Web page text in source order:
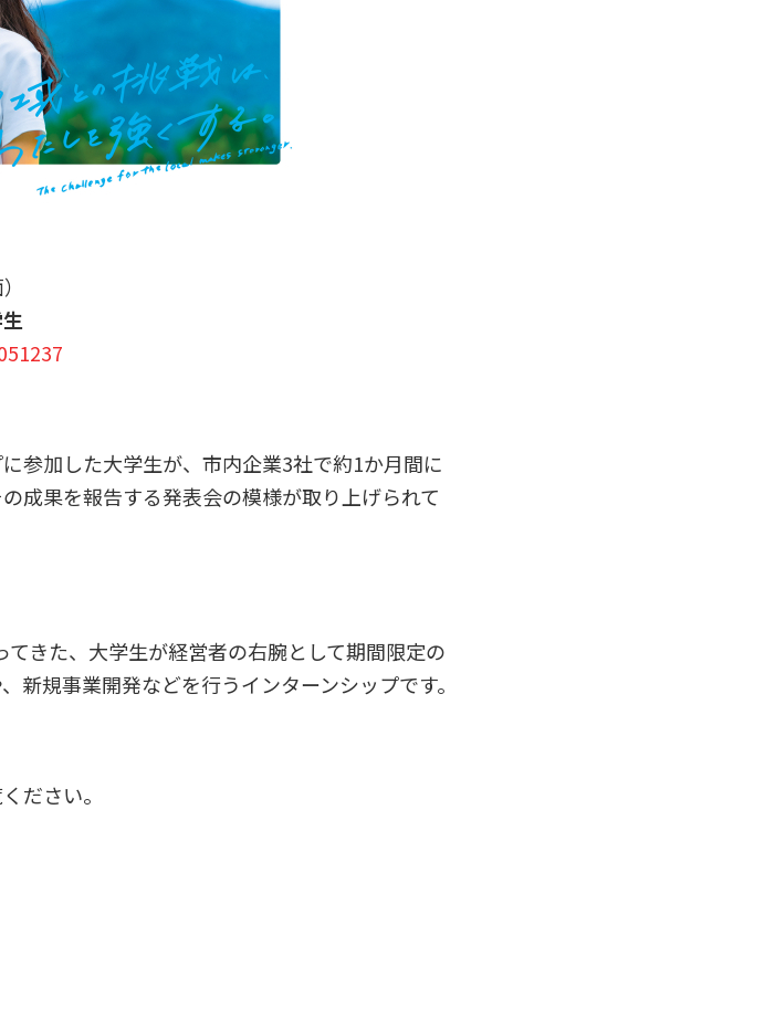
参加した大学生が、市内企業3社で約1か月間に
成果を報告する発表会の模様が取り上げられて
てきた、大学生が経営者の右腕として期間限定の
新規事業開発などを行うインターンシップです。
ださい。